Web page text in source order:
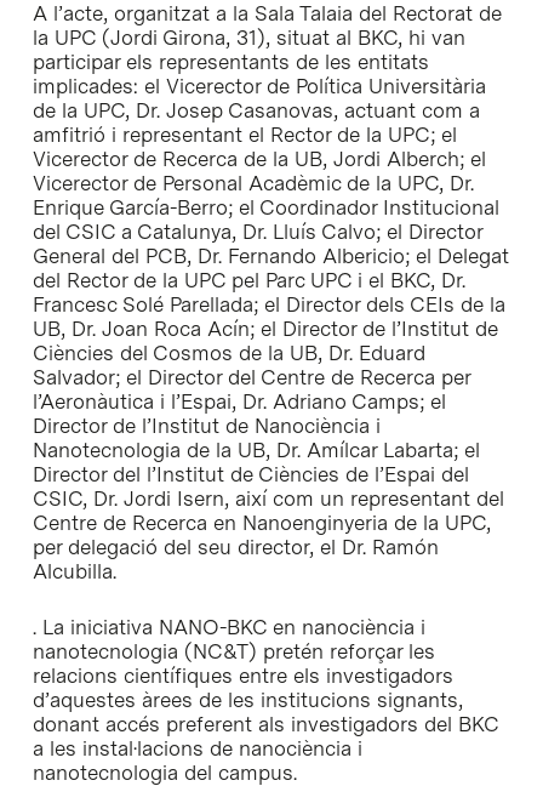
A l’acte, organitzat a la Sala Talaia del Rectorat de
la UPC (Jordi Girona, 31), situat al BKC, hi van
participar els representants de les entitats
implicades: el Vicerector de Política Universitària
de la UPC, Dr. Josep Casanovas, actuant com a
amfitrió i representant el Rector de la UPC; el
Vicerector de Recerca de la UB, Jordi Alberch; el
Vicerector de Personal Acadèmic de la UPC, Dr.
Enrique García-Berro; el Coordinador Institucional
del CSIC a Catalunya, Dr. Lluís Calvo; el Director
General del PCB, Dr. Fernando Albericio; el Delegat
del Rector de la UPC pel Parc UPC i el BKC, Dr.
Francesc Solé Parellada; el Director dels CEIs de la
UB, Dr. Joan Roca Acín; el Director de l’Institut de
Ciències del Cosmos de la UB, Dr. Eduard
Salvador; el Director del Centre de Recerca per
l’Aeronàutica i l’Espai, Dr. Adriano Camps; el
Director de l’Institut de Nanociència i
Nanotecnologia de la UB, Dr. Amílcar Labarta; el
Director del l’Institut de Ciències de l’Espai del
CSIC, Dr. Jordi Isern, així com un representant del
Centre de Recerca en Nanoenginyeria de la UPC,
per delegació del seu director, el Dr. Ramón
Alcubilla.
. La iniciativa NANO-BKC en nanociència i
nanotecnologia (NC&T) pretén reforçar les
relacions científiques entre els investigadors
d’aquestes àrees de les institucions signants,
donant accés preferent als investigadors del BKC
a les instal·lacions de nanociència i
nanotecnologia del campus.